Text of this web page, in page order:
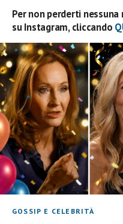
Per non perderti
su Instagram, cliccando
GOSSIP E CELEBRITÀ